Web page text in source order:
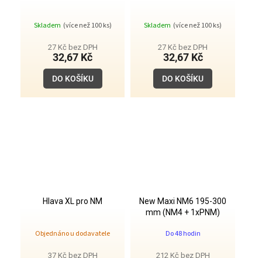
Skladem (více než 100 ks)
27 Kč bez DPH
32,67 Kč
DO KOŠÍKU
Skladem (více než 100 ks)
27 Kč bez DPH
32,67 Kč
DO KOŠÍKU
Hlava XL pro NM
Objednáno u dodavatele
37 Kč bez DPH
New Maxi NM6 195-300
mm (NM4 + 1xPNM)
Do 48 hodin
212 Kč bez DPH